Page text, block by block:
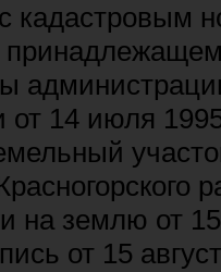
кадастровым
от 14 июля
на землю от
от 15